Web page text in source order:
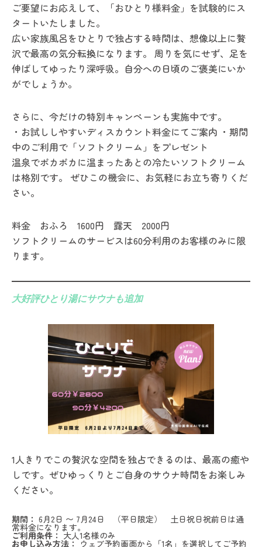
ご要望にお応えして、「おひとり様料金」を試験的にス
タートいたしました。
広い家族風呂をひとりで独占する時間は、想像以上に贅
沢で最高の気分転換になります。 周りを気にせず、足を
伸ばしてゆったり深呼吸。自分への日頃のご褒美にいか
がでしょうか。
さらに、今だけの特別キャンペーンも実施中です。
・お試ししやすいディスカウント料金にてご案内 ・期間
中のご利用で「ソフトクリーム」をプレゼント
温泉でポカポカに温まったあとの冷たいソフトクリーム
は格別です。 ぜひこの機会に、お気軽にお立ち寄りくだ
さい。
料金 おふろ 1600円 露天 2000円
ソフトクリームのサービスは60分利用のお客様のみに限
ります。
大好評ひとり湯にサウナも追加
1人きりでこの贅沢な空間を独占できるのは、最高の癒や
しです。ぜひゆっくりとご自身のサウナ時間をお楽しみ
ください。
期間： 6月2日 〜 7月24日 （平日限定） 土日祝日祝前日は通
常料金になります。
ご利用条件： 大人1名様のみ
お申し込み方法： ウェブ予約画面から「1名」を選択してご予約